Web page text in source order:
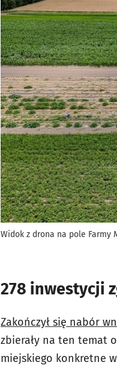
Widok z drona na pole Farmy
278 inwestycji
Zakończył się nabór
zbierały na ten temat
miejskiego konkretne